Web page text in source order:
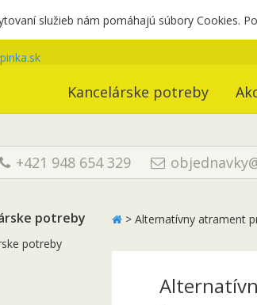
služieb nám pomáhajú súbory Cookies.
Kancelárske potreby
+421 948 654 329
potreby
potreby
> Alternatívny atrament